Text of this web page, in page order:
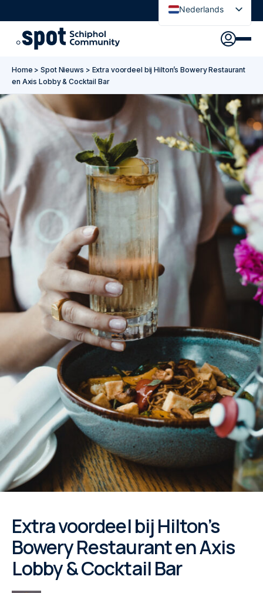
Nederlands
English
Ontdek
Agenda
Over Spot
Nieuws
Sign in
Spot Pas
Home >Spot Nieuws > Extra voordeel bij Hilton’s Bowery Restaurant
en Axis Lobby & Cocktail Bar
Extra voordeel bij Hilton’s
Bowery Restaurant en Axis
Lobby & Cocktail Bar